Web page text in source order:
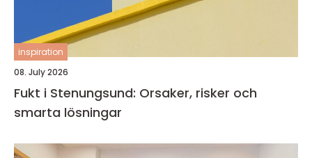
inspiration
08. July 2026
Fukt i Stenungsund: Orsaker, risker och
smarta lösningar